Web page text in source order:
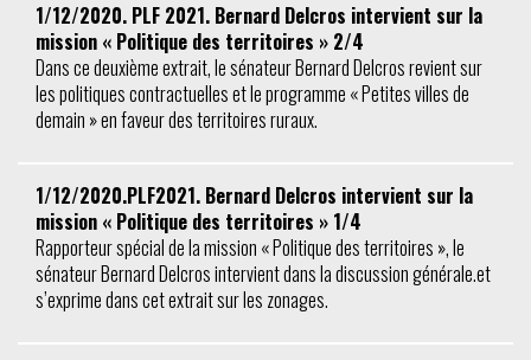
1/12/2020. PLF 2021. Bernard Delcros intervient sur la
mission « Politique des territoires » 2/4
Dans ce deuxième extrait, le sénateur Bernard Delcros revient sur
les politiques contractuelles et le programme « Petites villes de
demain » en faveur des territoires ruraux.
1/12/2020.PLF2021. Bernard Delcros intervient sur la
mission « Politique des territoires » 1/4
Rapporteur spécial de la mission « Politique des territoires », le
sénateur Bernard Delcros intervient dans la discussion générale.et
s’exprime dans cet extrait sur les zonages.